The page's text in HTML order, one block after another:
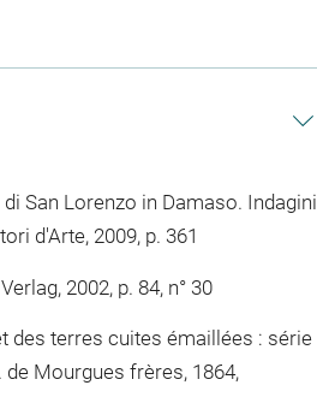
San Lorenzo in Damaso. Indagini
d'Arte, 2009, p. 361
2002, p. 84, n° 30
des terres cuites émaillées : série
de Mourgues frères, 1864,